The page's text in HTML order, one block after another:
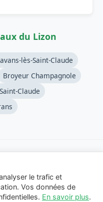
du Lizon
lès-Saint-Claude
Broyeur Champagnole
Claude
- Service de mise en
le trafic et
Vos données de
En savoir plus.